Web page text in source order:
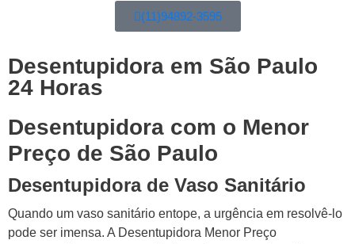
(11)94892-3595
Desentupidora em São Paulo
24 Horas
Desentupidora com o Menor
Preço de São Paulo
Desentupidora de Vaso Sanitário
Quando um vaso sanitário entope, a urgência em resolvê-lo
pode ser imensa. A Desentupidora Menor Preço